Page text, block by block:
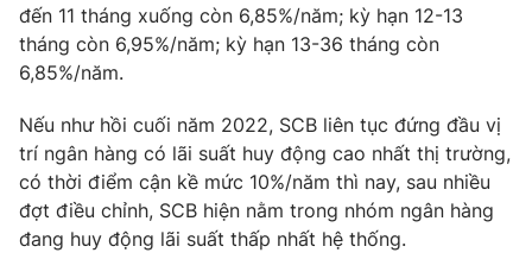
Photo Infographic
VTV Money VTV Thể thao
VTV Sức khoẻ Bất động sản
đến 11 tháng xuống còn 6,85%/năm; kỳ hạn 12-13
tháng còn 6,95%/năm; kỳ hạn 13-36 tháng còn
6,85%/năm.
Nếu như hồi cuối năm 2022, SCB liên tục đứng đầu vị
trí ngân hàng có lãi suất huy động cao nhất thị trường,
có thời điểm cận kề mức 10%/năm thì nay, sau nhiều
đợt điều chỉnh, SCB hiện nằm trong nhóm ngân hàng
đang huy động lãi suất thấp nhất hệ thống.